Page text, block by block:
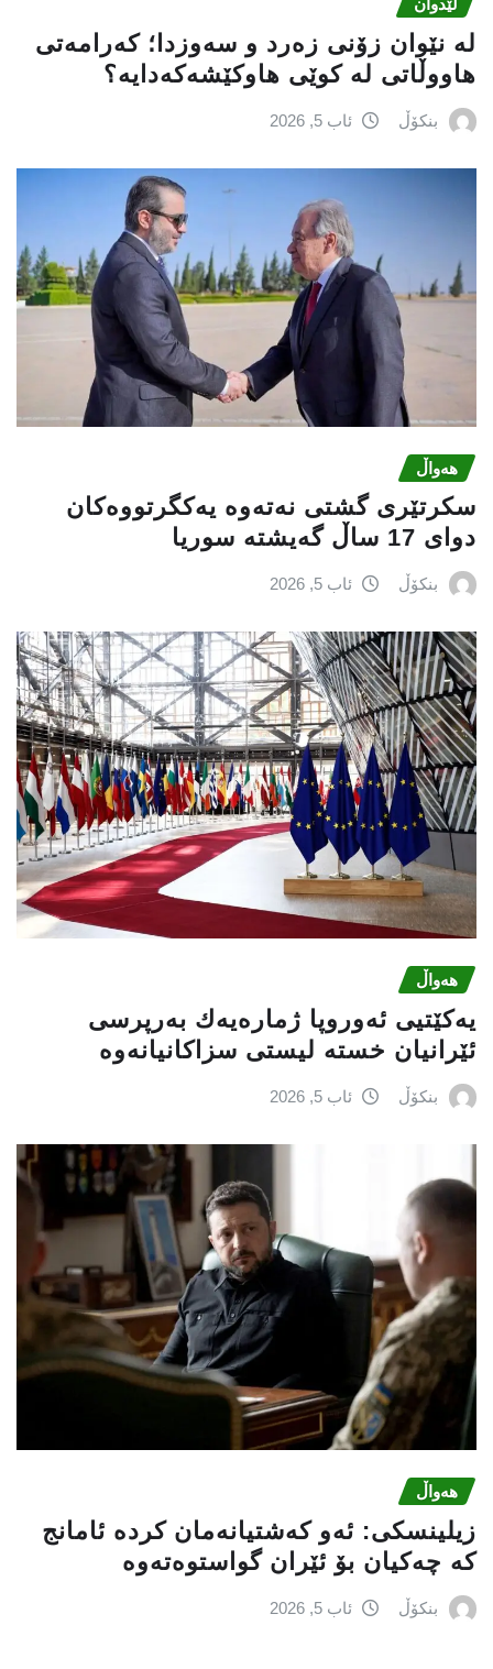
لێدوان
لە نێوان زۆنی زەرد و سەوزدا؛ کەرامەتی
هاووڵاتی لە کوێی هاوکێشەکەدایە؟
بنکۆڵ ئاب 5, 2026
هەواڵ
سكرتێری گشتی نەتەوە یەكگرتووەكان
دوای 17 ساڵ گەیشتە سوریا
بنکۆڵ ئاب 5, 2026
هەواڵ
یەكێتیی ئەوروپا ژمارەیەك بەرپرسی
ئێرانیان خستە لیستی سزاكانیانەوە
بنکۆڵ ئاب 5, 2026
هەواڵ
زیلینسكی: ئەو كەشتیانەمان كردە ئامانج
كە چەكیان بۆ ئێران گواستوەتەوە
بنکۆڵ ئاب 5, 2026